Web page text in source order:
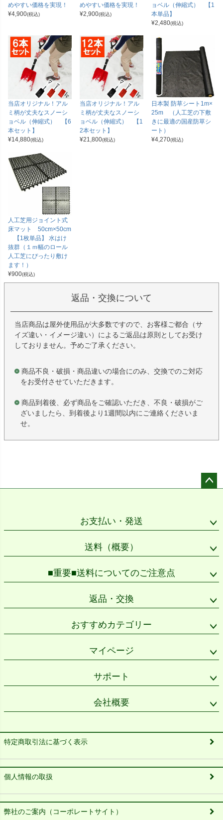
めやすい価格を実現！
¥4,900(税込)
めやすい価格を実現！
¥2,900(税込)
ョベル（伸縮式） 【1
本単品】
¥2,480(税込)
当店オリジナル！アル
ミ柄が丈夫なスノーシ
ョベル（伸縮式） 【6
本セット】
¥14,880(税込)
当店オリジナル！アル
ミ柄が丈夫なスノーシ
ョベル（伸縮式） 【1
2本セット】
¥21,800(税込)
日本製 防草シート1m×
25m （人工芝の下敷
きに最適の国産防草シ
ート）
¥4,270(税込)
人工芝用ジョイント式
床マット 50cm×50cm
【1枚単品】 水はけ
抜群（１ｍ幅のロール
人工芝にぴったり敷け
ます！）
¥900(税込)
返品・交換について
当店商品は屋外使用品が大多数ですので、お客様ご都合（サ
イズ違い・イメージ違い）によるご返品は原則としてお受け
しておりません。予めご了承ください。
商品不良・破損・商品違いの場合にのみ、交換でのご対応
をお受付させていただきます。
商品到着後、必ず商品をご確認いただき、不良・破損がご
ざいましたら、到着後より1週間以内にご連絡くださいま
せ。
お支払い・発送
送料（概要）
■重要■送料についてのご注意点
返品・交換
おすすめカテゴリー
マイページ
サポート
会社概要
特定商取引法に基づく表示
個人情報の取扱
弊社のご案内（コーポレートサイト）